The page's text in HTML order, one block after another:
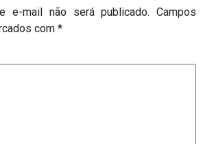
e-mail não será publicado. Campos
com *